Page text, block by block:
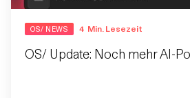
OS/ NEWS 4 Min. Lesezeit
OS/ Update: Noch mehr AI-